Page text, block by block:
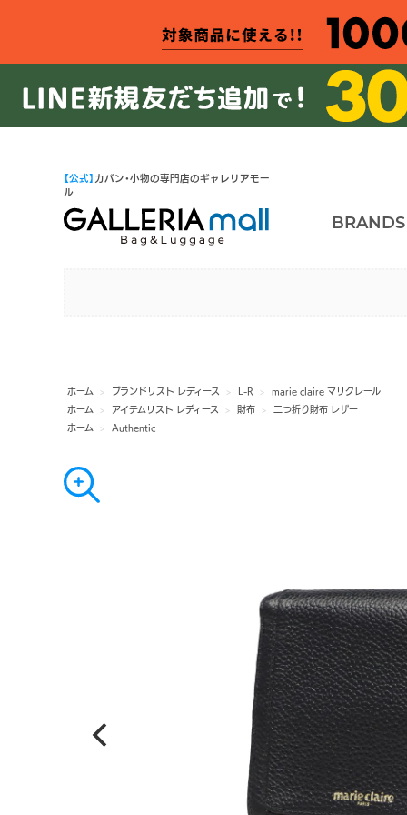
【公式】 カバン・小物の専門店のギャレリアモー
ル
BRANDS
ホーム > ブランドリスト レディース > L-R >
marie claire マリクレール
ホーム
> アイテムリスト レディース > 財布 >
二つ折り財布 レザー
ホーム
> Authentic